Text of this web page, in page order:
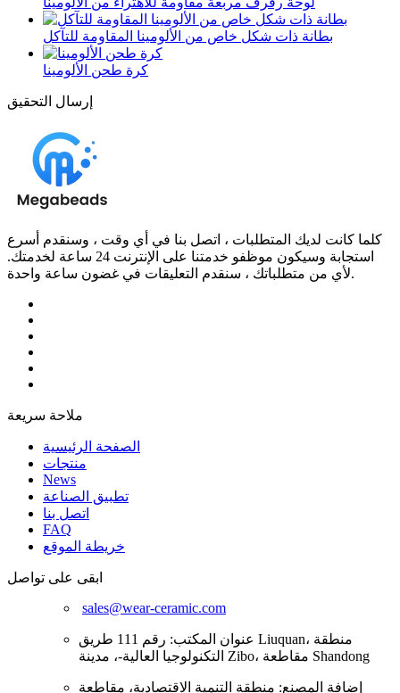
بطانة ذات شكل خاص من الألومينا المقاومة للتآكل
كرة طحن الألومينا
إرسال التحقيق
كلما كانت لديك المتطلبات ، اتصل بنا في أي وقت ، وسنقدم أسرع
استجابة وسيكون موظفو خدمتنا على الإنترنت 24 ساعة لخدمتك.
لأي من متطلباتك ، سنقدم التعليقات في غضون ساعة واحدة.
ملاحة سريعة
الصفحة الرئيسية
منتجات
News
تطبيق الصناعة
اتصل بنا
FAQ
خريطة الموقع
ابقى على تواصل
sales@wear-ceramic.com
عنوان المكتب: رقم 111 طريق Liuquan، منطقة
التكنولوجيا العالية-، مدينة Zibo، مقاطعة Shandong
إضافة المصنع: منطقة التنمية الاقتصادية، مقاطعة